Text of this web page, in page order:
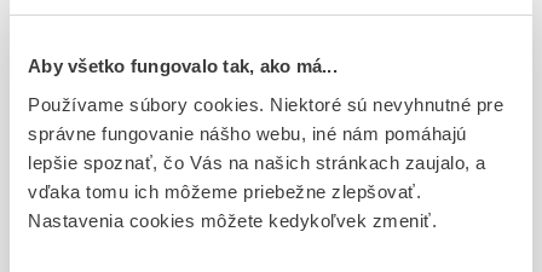
Aby všetko fungovalo tak, ako má...
Používame súbory cookies. Niektoré sú nevyhnutné pre
správne fungovanie nášho webu, iné nám pomáhajú
lepšie spoznať, čo Vás na našich stránkach zaujalo, a
vďaka tomu ich môžeme priebežne zlepšovať.
Nastavenia cookies môžete kedykoľvek zmeniť.
Európska
Držiteľ, krajina
UCB Pharma S.A. , Belgicko
Indikačná skupina
21 - ANTIEPILEPTICA, ANTICONVULSIVA